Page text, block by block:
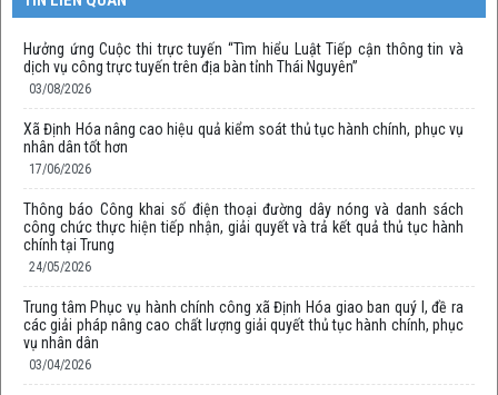
Hưởng ứng Cuộc thi trực tuyến “Tìm hiểu Luật Tiếp cận thông tin và
dịch vụ công trực tuyến trên địa bàn tỉnh Thái Nguyên”
03/08/2026
Xã Định Hóa nâng cao hiệu quả kiểm soát thủ tục hành chính, phục vụ
nhân dân tốt hơn
17/06/2026
Thông báo Công khai số điện thoại đường dây nóng và danh sách
công chức thực hiện tiếp nhận, giải quyết và trả kết quả thủ tục hành
chính tại Trung
24/05/2026
Trung tâm Phục vụ hành chính công xã Định Hóa giao ban quý I, đề ra
các giải pháp nâng cao chất lượng giải quyết thủ tục hành chính, phục
vụ nhân dân
03/04/2026